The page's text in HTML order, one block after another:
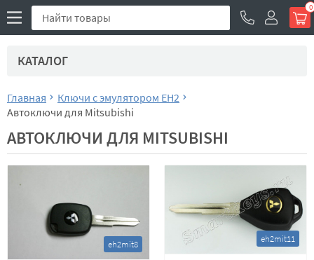
0
КАТАЛОГ
Главная
Ключи с эмулятором EH2
Автоключи для Mitsubishi
АВТОКЛЮЧИ ДЛЯ MITSUBISHI
eh2mit8
eh2mit11